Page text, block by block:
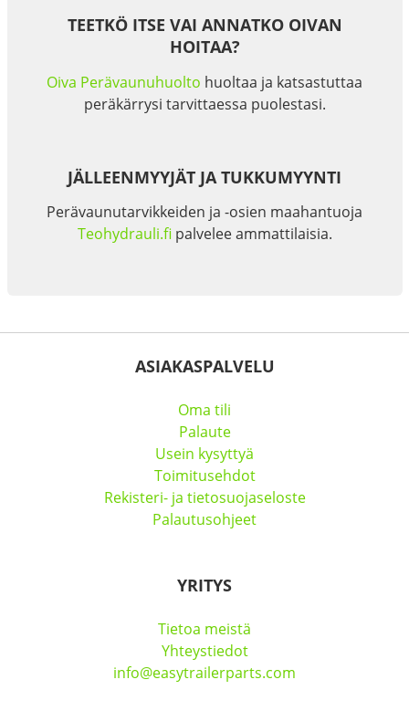
TEETKÖ ITSE VAI ANNATKO OIVAN
HOITAA?
Oiva Perävaunuhuolto huoltaa ja katsastuttaa
peräkärrysi tarvittaessa puolestasi.
JÄLLEENMYYJÄT JA TUKKUMYYNTI
Perävaunutarvikkeiden ja -osien maahantuoja
Teohydrauli.fi palvelee ammattilaisia.
ASIAKASPALVELU
Oma tili
Palaute
Usein kysyttyä
Toimitusehdot
Rekisteri- ja tietosuojaseloste
Palautusohjeet
YRITYS
Tietoa meistä
Yhteystiedot
info@easytrailerparts.com